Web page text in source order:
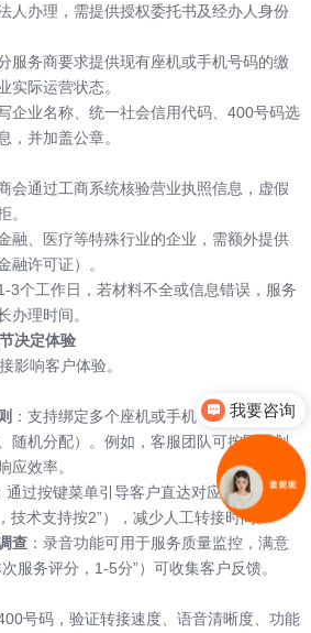
人办理，需提供授权委托书及经办人身份
服务商要求提供现有座机或手机号码的缴
实际运营状态。
企业名称、统一社会信用代码、400号码选
，并加盖公章。
会通过工商系统核验营业执照信息，虚假
。
融、医疗等特殊行业的企业，需额外提供
融许可证）。
3个工作日，若材料不全或信息错误，服务
办理时间。
决定体验
影响客户体验。
：支持绑定多个座机或手机，并设置转接
随机分配）。例如，客服团队可按区域划
应效率。
通过按键菜单引导客户直达对应部门
技术支持按2”），减少人工转接时间。
查 ：录音功能可用于服务质量监控，满意
服务评分，1-5分”）可收集客户反馈。
号码，验证转接速度、语音清晰度、功能
我要咨询